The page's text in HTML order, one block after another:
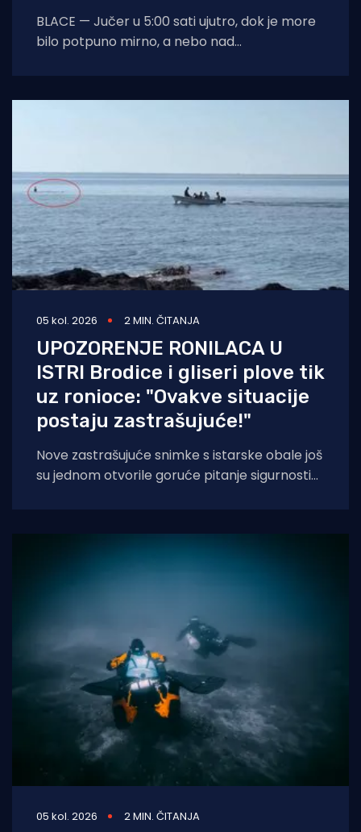
BLACE — Jučer u 5:00 sati ujutro, dok je more
bilo potpuno mirno, a nebo nad
05 kol. 2026 2 MIN. ČITANJA
UPOZORENJE RONILACA U
ISTRI Brodice i gliseri plove tik
uz ronioce: "Ovakve situacije
postaju zastrašujuće!"
Nove zastrašujuće snimke s istarske obale još
su jednom otvorile goruće pitanje sigurnosti
05 kol. 2026 2 MIN. ČITANJA